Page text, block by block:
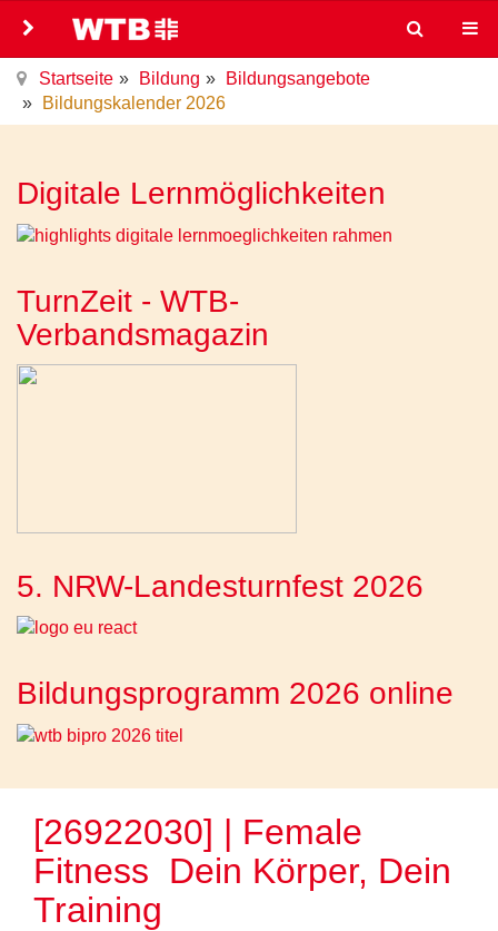
Startseite Bildung
Bildungsangebote
Bildungskalender 2026
Digitale Lernmöglichkeiten
TurnZeit - WTB-
Verbandsmagazin
5. NRW-Landesturnfest 2026
Bildungsprogramm 2026 online
[26922030] | Female
Fitness  Dein Körper, Dein
Training